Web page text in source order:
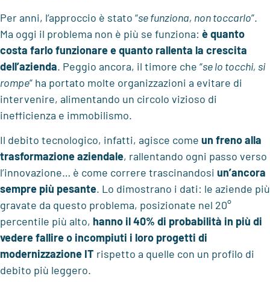
Per anni, l’approccio è stato “se funziona, non toccarlo”.
Ma oggi il problema non è più se funziona: è quanto
costa farlo funzionare e quanto rallenta la crescita
dell’azienda. Peggio ancora, il timore che “se lo tocchi, si
rompe” ha portato molte organizzazioni a evitare di
intervenire, alimentando un circolo vizioso di
inefficienza e immobilismo.
Il debito tecnologico, infatti, agisce come un freno alla
trasformazione aziendale, rallentando ogni passo verso
l’innovazione… è come correre trascinandosi un’ancora
sempre più pesante. Lo dimostrano i dati: le aziende più
gravate da questo problema, posizionate nel 20°
percentile più alto, hanno il 40% di probabilità in più di
vedere fallire o incompiuti i loro progetti di
modernizzazione IT rispetto a quelle con un profilo di
debito più leggero.